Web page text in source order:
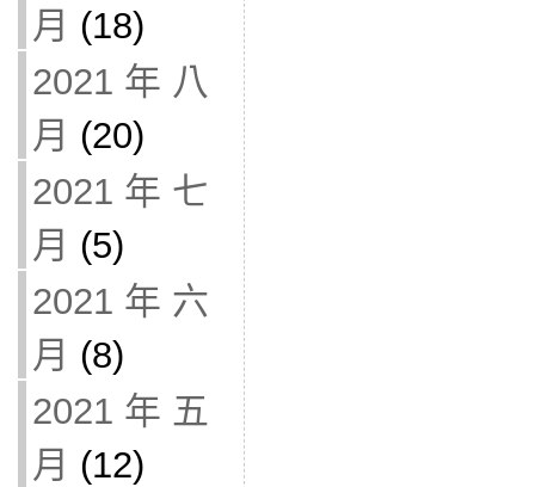
月 (18)
2021 年 八
月 (20)
2021 年 七
月 (5)
2021 年 六
月 (8)
2021 年 五
月 (12)